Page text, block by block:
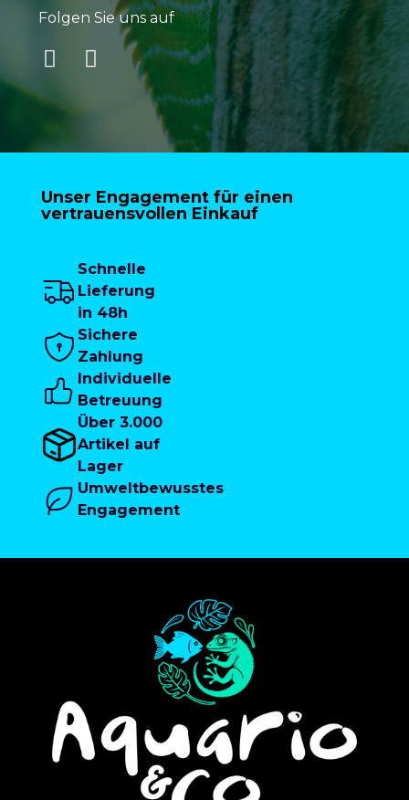
Folgen Sie uns auf
Unser Engagement für einen
vertrauensvollen Einkauf
Schnelle
Lieferung
in 48h
Sichere
Zahlung
Individuelle
Betreuung
Über 3.000
Artikel auf
Lager
Umweltbewusstes
Engagement